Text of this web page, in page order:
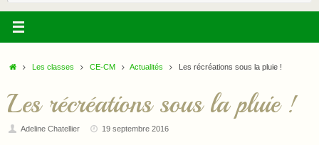
AccueilLes classes CE-CM Actualités Les récréations sous la pluie !
Les récréations sous la pluie !
Adeline Chatellier 19 septembre 2016